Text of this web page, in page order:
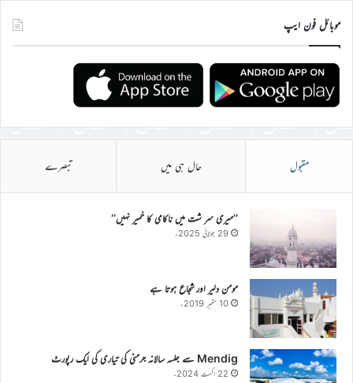
موبائل فون ایپ
مقبول حال ہی میں تبصرے
’’میری سر شت میں ناکامی کا خمیر نہیں‘‘
29 جولائی 2025ء
مومن دلیر اور شجاع ہوتا ہے
10 ستمبر 2019ء
Mendig سے جلسہ سالانہ جرمنی کی تیاری کی ایک رپورٹ
22 اگست 2024ء